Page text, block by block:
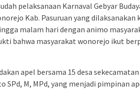
pelaksanaan Karnaval Gebyar
Kab. Pasuruan yang dilaksanakan
malam hari dengan animo
bahwa masyarakat wonorejo ikut
apel bersama 15 desa
SPd, M, MPd, yang menjadi pimpinan